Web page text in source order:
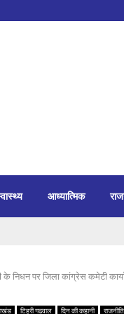
आध्यात्मिक
के निधन पर जिला कांग्रेस कमेटी
टिहरी गढ़वाल दिन की कहानी